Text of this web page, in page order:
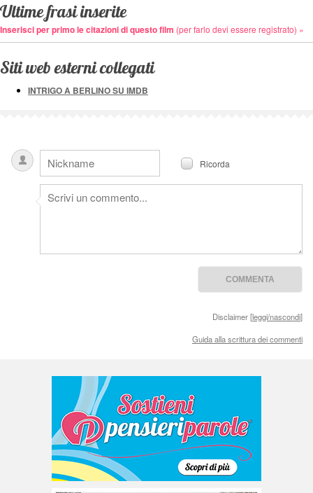
Ultime frasi inserite
Inserisci per primo le citazioni di questo film (per farlo devi essere registrato) »
Siti web esterni collegati
INTRIGO A BERLINO SU IMDB
Ricorda
Disclaimer [leggi/nascondi]
Guida alla scrittura dei commenti